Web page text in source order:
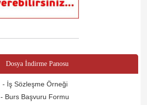
Dosya İndirme Panosu
- İş Sözleşme Örneği
- Burs Başvuru Formu